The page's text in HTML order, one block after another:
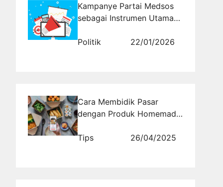
Kampanye Partai Medsos
sebagai Instrumen Utama
Politik
22/01/2026
Cara Membidik Pasar
dengan Produk Homemade
Tips
26/04/2025